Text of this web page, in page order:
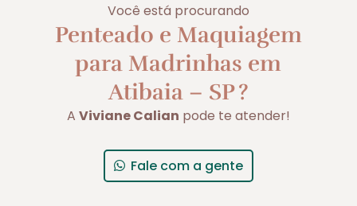
Você está procurando
Penteado e Maquiagem
para Madrinhas em
Atibaia – SP?
A Viviane Calian pode te atender!
Fale com a gente